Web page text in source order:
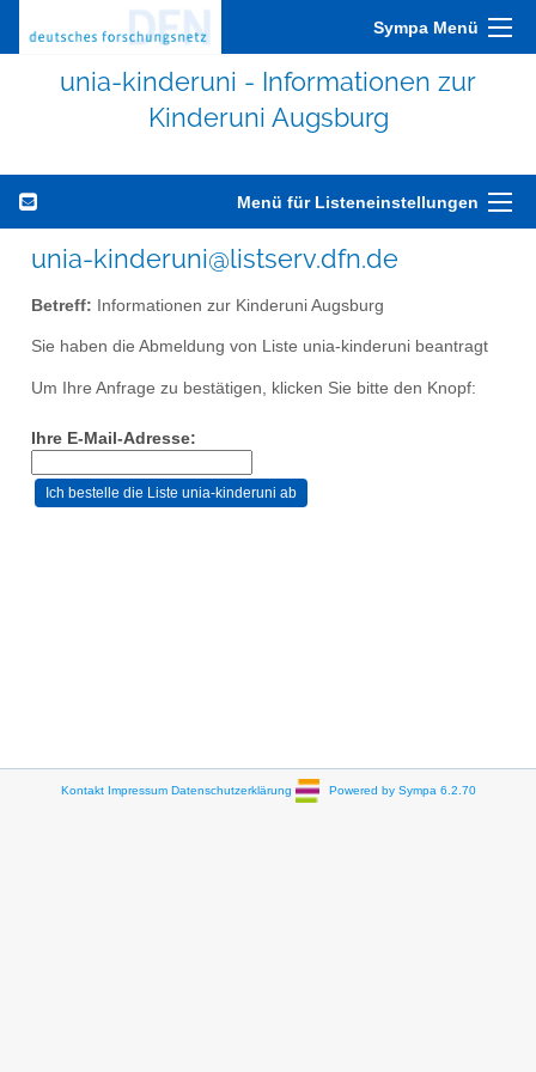
Sympa Menü
unia-kinderuni - Informationen zur
Kinderuni Augsburg
Menü für Listeneinstellungen
unia-kinderuni@listserv.dfn.de
Betreff: Informationen zur Kinderuni Augsburg
Sie haben die Abmeldung von Liste unia-kinderuni beantragt
Um Ihre Anfrage zu bestätigen, klicken Sie bitte den Knopf:
Ihre E-Mail-Adresse:
Kontakt Impressum Datenschutzerklärung Powered by Sympa 6.2.70